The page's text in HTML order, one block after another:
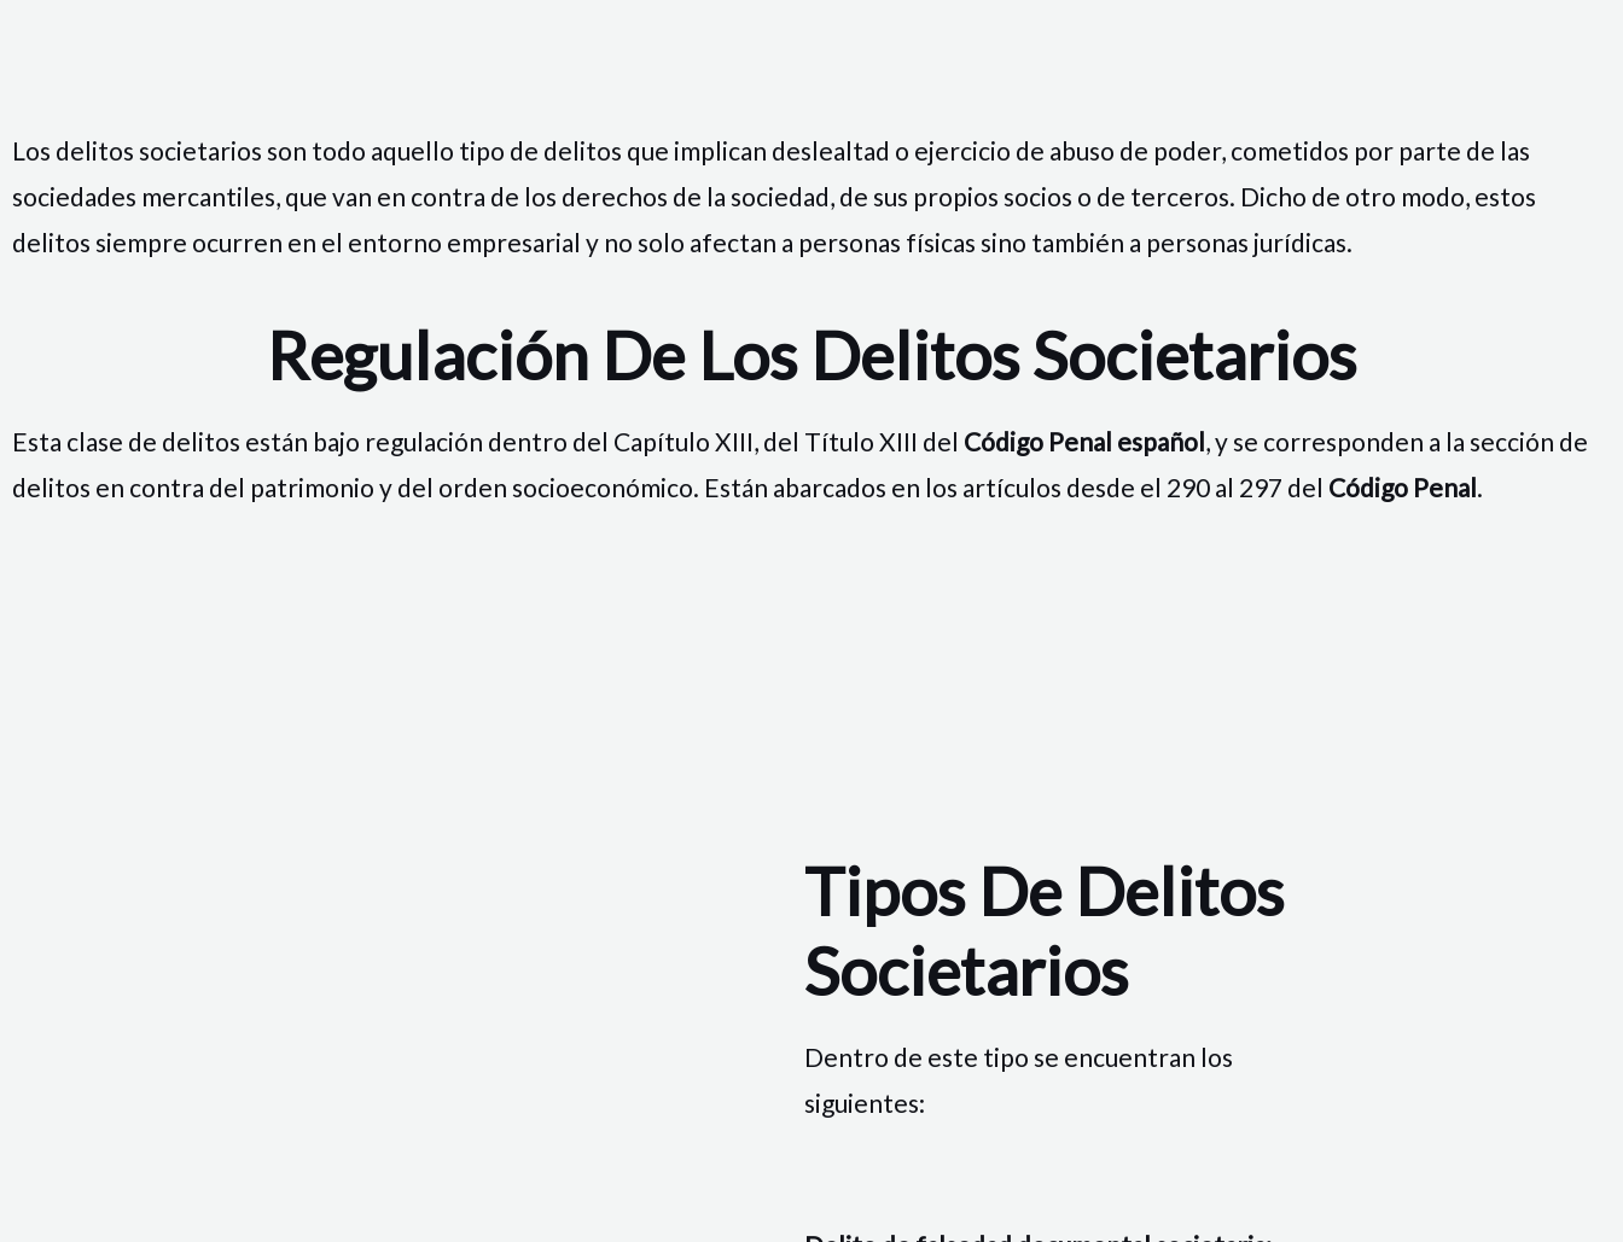
Los delitos societarios son todo aquello tipo de delitos que implican deslealtad o ejercicio de abuso de poder, cometidos por parte de las
sociedades mercantiles, que van en contra de los derechos de la sociedad, de sus propios socios o de terceros. Dicho de otro modo, estos
delitos siempre ocurren en el entorno empresarial y no solo afectan a personas físicas sino también a personas jurídicas.
Regulación De Los Delitos Societarios
Esta clase de delitos están bajo regulación dentro del Capítulo XIII, del Título XIII del Código Penal español, y se corresponden a la sección de
delitos en contra del patrimonio y del orden socioeconómico. Están abarcados en los artículos desde el 290 al 297 del Código Penal.
Tipos De Delitos
Societarios
Dentro de este tipo se encuentran los
siguientes: